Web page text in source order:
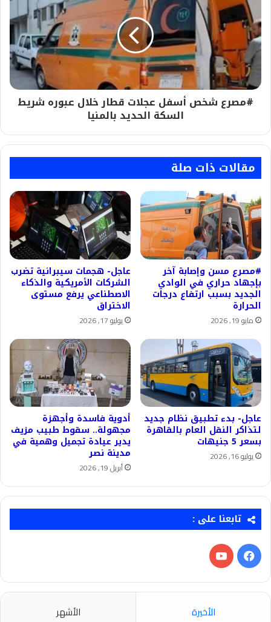
عالمي
جديد
أسفل
عجلات
قطار
خلال
عبوره
شريط
السكة
الحديد
#مصرع شخص أسفل عجلات قطار خلال عبوره شريط
السكة الحديد بالمنيا
مقالات ذات صلة
#مصرع مسن وإصابة آخر
بإجهاد حراري في الوادي
الجديد بسبب ارتفاع درجات
الحرارة
مايو 19, 2026
عاجل- هجمات سيبرانية تضرب
الشركات الأمريكية والذكاء
الاصطناعي يرفع مستوى
الاختراق
يوليو 17, 2026
عاجل- بدء تطبيق نظام جديد
لتذاكر النقل العام بالقاهرة
بسعر 5 جنيهات
يوليو 16, 2026
أدوية فاسدة وأجهزة
مجهولة.. سقوط طبيب مزيف
يدير عيادة تجميل وهمية في
مدينة نصر
أبريل 19, 2026
تابعنا على :
فيسبوك‫YouTube
الأخيرة الأشهر